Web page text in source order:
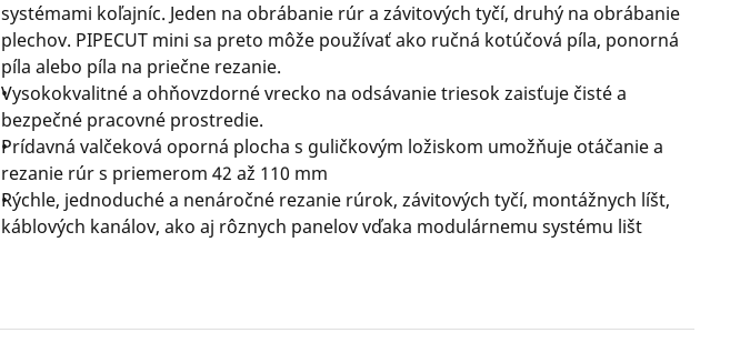
systémami koľajníc. Jeden na obrábanie rúr a závitových tyčí, druhý na obrábanie
plechov. PIPECUT mini sa preto môže používať ako ručná kotúčová píla, ponorná
píla alebo píla na priečne rezanie.
Vysokokvalitné a ohňovzdorné vrecko na odsávanie triesok zaisťuje čisté a
bezpečné pracovné prostredie.
Prídavná valčeková oporná plocha s guličkovým ložiskom umožňuje otáčanie a
rezanie rúr s priemerom 42 až 110 mm
Rýchle, jednoduché a nenáročné rezanie rúrok, závitových tyčí, montážnych líšt,
káblových kanálov, ako aj rôznych panelov vďaka modulárnemu systému lišt